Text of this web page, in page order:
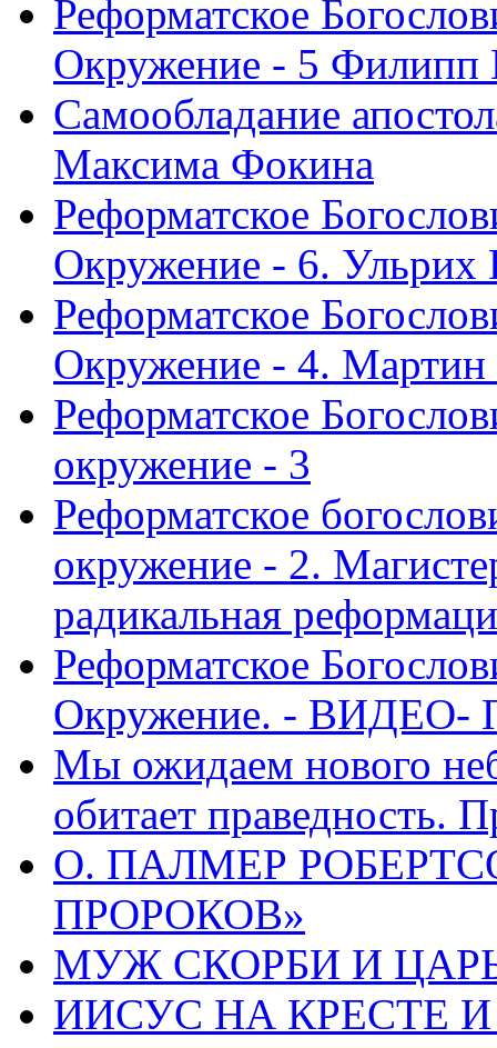
Реформатское
Окружение - 5 Филипп
Самообладание
Максима Фокина
Реформатское
Окружение - 6. Ульрих
Реформатское
Окружение - 4.
Реформатское
окружение - 3
Реформатское
окружение - 2.
радикальная
Реформатское
Окружение. - ВИДЕО-
Мы ожидаем нового
обитает праведность.
О. ПАЛМЕР
ПРОРОКОВ»
МУЖ СКОРБИ И ЦАРЬ
ИИСУС НА КРЕСТЕ